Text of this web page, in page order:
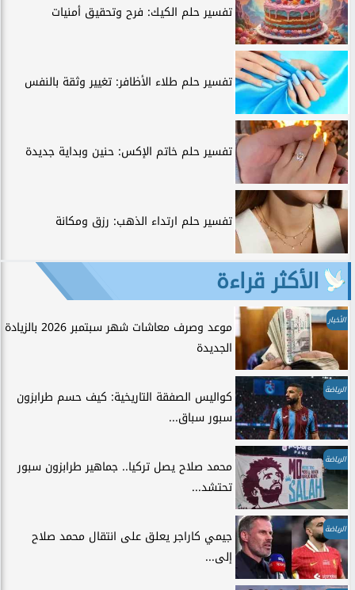
تفسير حلم الكيك: فرح وتحقيق أمنيات
تفسير حلم طلاء الأظافر: تغيير وثقة بالنفس
تفسير حلم خاتم الإكس: حنين وبداية جديدة
تفسير حلم ارتداء الذهب: رزق ومكانة
الأكثر قراءة
الأخبار
موعد وصرف معاشات شهر سبتمبر 2026 بالزيادة
الجديدة
الرياضة
كواليس الصفقة التاريخية: كيف حسم طرابزون
سبور سباق...
الرياضة
محمد صلاح يصل تركيا.. جماهير طرابزون سبور
تحتشد...
الرياضة
جيمي كاراجر يعلق على انتقال محمد صلاح
إلى...